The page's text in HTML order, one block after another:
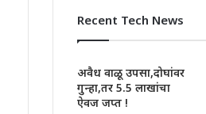
Recent Tech News
अवैध वाळू उपसा,दोघांवर
गुन्हा,तर 5.5 लाखांचा
ऐवज जप्त !